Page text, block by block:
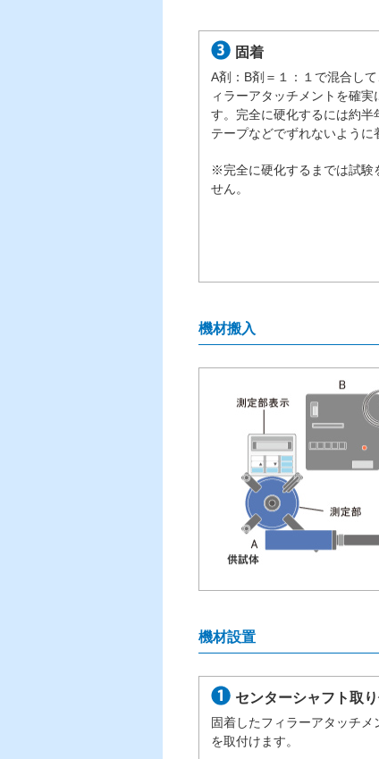
固着
A剤：B剤＝１：１で混合し
ィラーアタッチメントを確実
す。完全に硬化するには約半
テープなどでずれないように
※完全に硬化するまでは試験
せん。
機材搬入
機材設置
センターシャフト取
固着したフィラーアタッチメ
を取付けます。